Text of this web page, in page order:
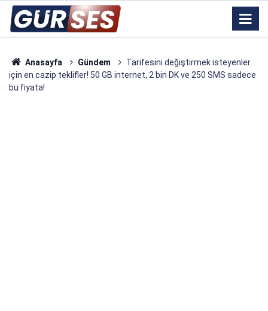
Anasayfa Gündem
Tarifesini değiştirmek isteyenler
için en cazip teklifler! 50 GB internet, 2 bin DK ve 250 SMS sadece
bu fiyata!